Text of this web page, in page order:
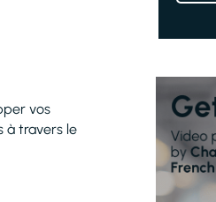
vos
à travers le